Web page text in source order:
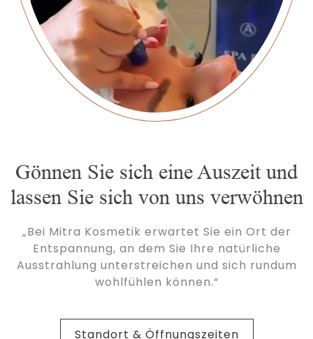
Gönnen Sie sich eine Auszeit und
lassen Sie sich von uns verwöhnen
„Bei Mitra Kosmetik erwartet Sie ein Ort der
Entspannung, an dem Sie Ihre natürliche
Ausstrahlung unterstreichen und sich rundum
wohlfühlen können.“
Standort & Öffnungszeiten